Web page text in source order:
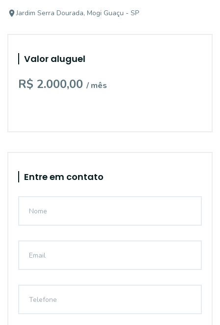
Jardim Serra Dourada, Mogi Guaçu - SP
Valor aluguel
R$ 2.000,00 / mês
Entre em contato